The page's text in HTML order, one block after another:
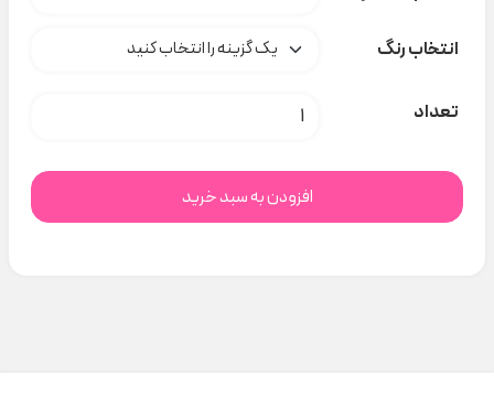
انتخاب رنگ
تعداد ست هودی و شلوار ۱۷۴۶ Raboo کد C000274 عدد
افزودن به سبد خرید